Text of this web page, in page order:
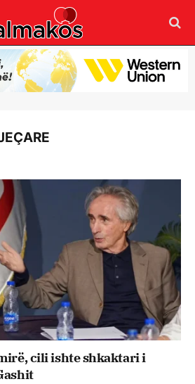
cili ishte shkaktari i